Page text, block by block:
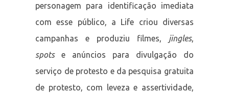
personagem para identificação imediata
com esse público, a Life criou diversas
campanhas e produziu filmes, jingles,
spotse anúncios para divulgação do
serviço de protesto e da pesquisa gratuita
de protesto, com leveza e assertividade,